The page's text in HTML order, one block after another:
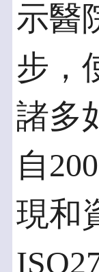
示醫
步，
諸多
自
現和